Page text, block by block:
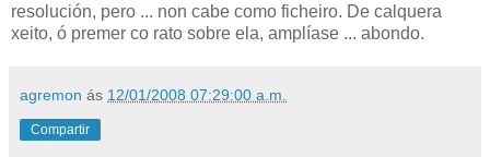
resolución, pero ... non cabe como ficheiro. De calquera
xeito, ó premer co rato sobre ela, amplíase ... abondo.
agremon ás 12/01/2008 07:29:00 a.m.
Compartir